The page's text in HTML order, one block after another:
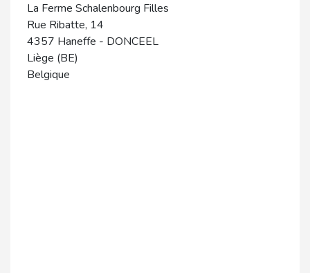
La Ferme Schalenbourg Filles
Rue Ribatte, 14
4357 Haneffe - DONCEEL
Liège (BE)
Belgique